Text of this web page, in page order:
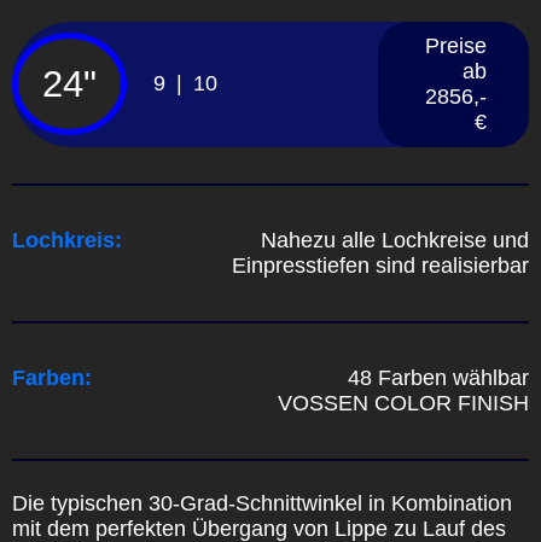
24" 9 | 10
Preise
ab
2856,-
€
Lochkreis:
Nahezu alle Lochkreise und
Einpresstiefen sind realisierbar
Farben:
48 Farben wählbar
VOSSEN COLOR FINISH
Die typischen 30-Grad-Schnittwinkel in Kombination
mit dem perfekten Übergang von Lippe zu Lauf des